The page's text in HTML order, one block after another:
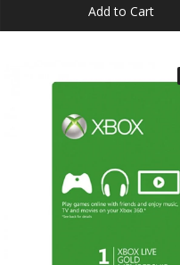
Add to Cart